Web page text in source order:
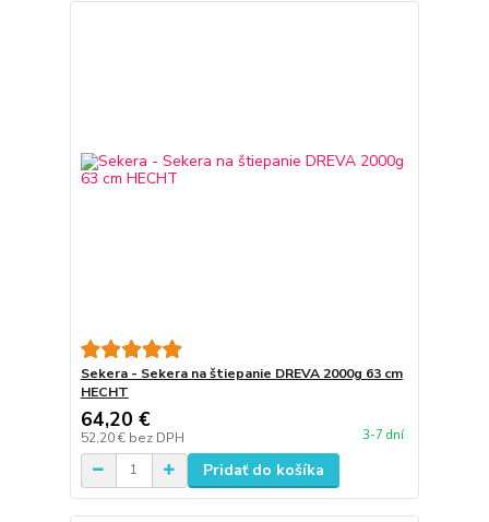
Sekera - Sekera na štiepanie DREVA 2000g 63 cm
HECHT
64,20 €
52,20 € bez DPH 3-7 dní
Pridať do košíka